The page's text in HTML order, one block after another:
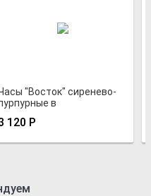
"Восток" сиренево-
в
120 Р